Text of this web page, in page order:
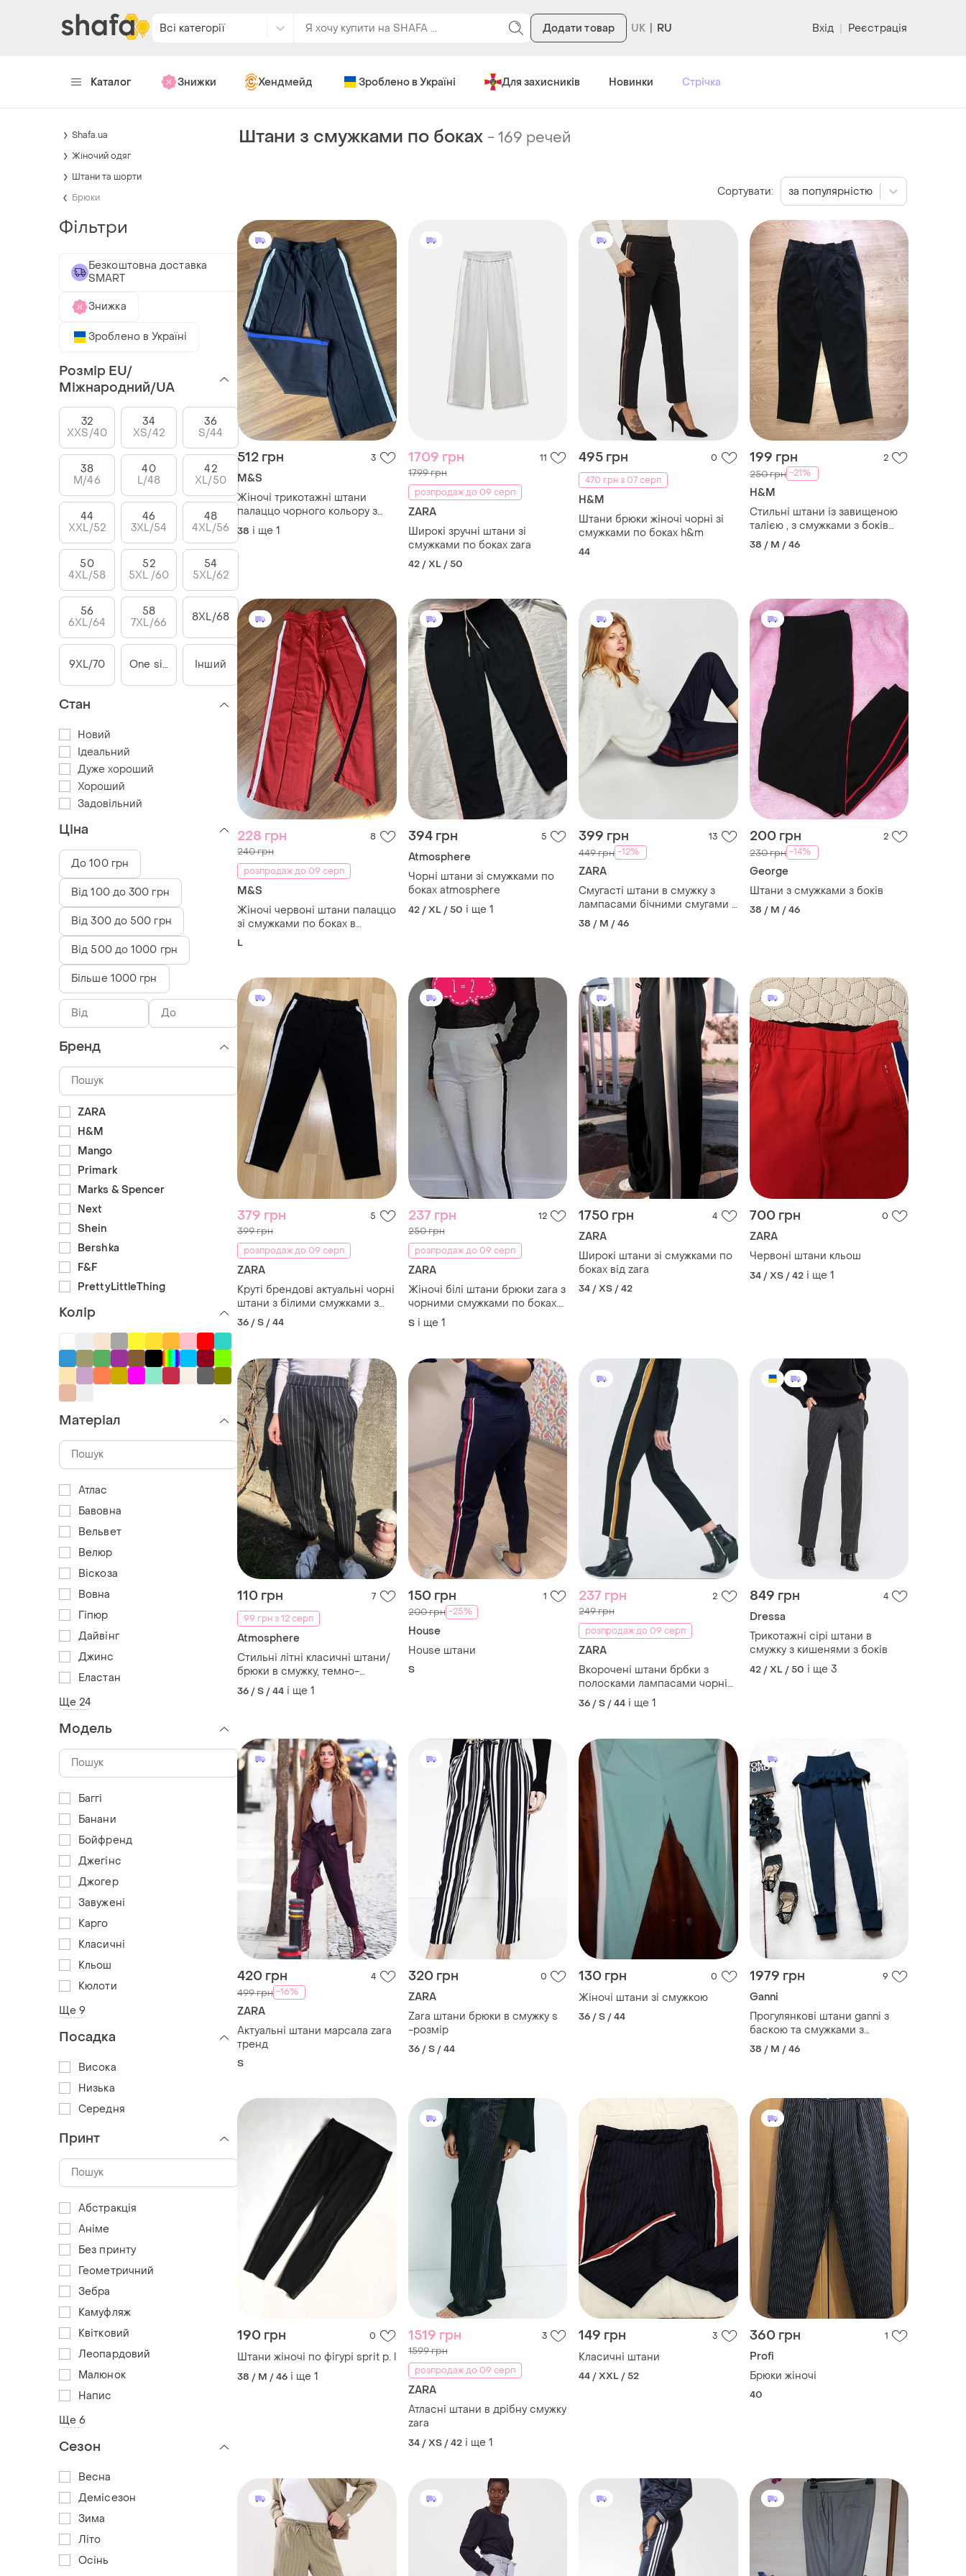
Всі категорії Додати товар RU Вхід | Реєстрація
Каталог Знижки Хендмейд Зроблено в Україні Для захисників Новинки Стрічка
Штани з смужками по боках -169 речей
512 грн 3
M&S
Жіночі трикотажні штани
палаццо чорного кольору з
кишенями і смужками по
боках , m&s, m. l
38 і ще 1
1709 грн 11
1799 грн
розпродаж до 09 серп
ZARA
Широкі зручні штани зі
смужками по боках zara
42 / XL / 50
495 грн
0
470 грн з 07 серп
H&M
Штани брюки жіночі чорні зі
смужками по боках h&m
44
199 грн 2
250 грн -21%
H&M
Стильні штани із завищеною
талією , з смужками з боків
h&m
38 / M / 46
228 грн 8
240 грн
розпродаж до 09 серп
M&S
Жіночі червоні штани палаццо
зі смужками по боках в
кишенями, m&s, l, джерсі
L
394 грн 5
Atmosphere
Чорні штани зі смужками по
боках atmosphere
42 / XL / 50 і ще 1
399 грн 13
449 грн -12%
ZARA
Смугасті штани в смужку з
лампасами бічними смугами з
боків зара zara
38 / M / 46
200 грн 2
230 грн -14%
George
Штани з смужками з боків
38 / M / 46
379 грн 5
399 грн
розпродаж до 09 серп
ZARA
Круті брендові актуальні чорні
штани з білими смужками з
боків
36 / S / 44
237 грн 12
250 грн
розпродаж до 09 серп
ZARA
Жіночі білі штани брюки zara з
чорними смужками по боках.
розпродаж!
S і ще 1
1750 грн 4
ZARA
Широкі штани зі смужками по
боках від zara
34 / XS / 42
700 грн 0
ZARA
Червоні штани кльош
34 / XS / 42 і ще 1
110 грн
7
99 грн з 12 серп
Atmosphere
Стильні літні класичні штани/
брюки в смужку, темно-
зеленого кольору, на поясі по
боках резинка, з кишенями,
36 / S / 44 і ще 1
150 грн 1
200 грн -25%
House
House штани
S
237 грн 2
249 грн
розпродаж до 09 серп
ZARA
Вкорочені штани брбки з
полосками лампасами чорні
висока посадка zara зара
36 / S / 44 і ще 1
849 грн 4
Dressa
Трикотажні сірі штани в
смужку з кишенями з боків
42 / XL / 50 і ще 3
420 грн 4
499 грн -16%
ZARA
Актуальні штани марсала zara
тренд
S
320 грн 0
ZARA
Zara штани брюки в смужку s
-розмір
36 / S / 44
130 грн 0
Жіночі штани зі смужкою
36 / S / 44
1979 грн 9
Ganni
Прогулянкові штани ganni з
баскою та смужками з
сіточкою з боків
38 / M / 46
190 грн 0
Штани жіночі по фігурі sprit p. l
38 / M / 46 і ще 1
1519 грн 3
1599 грн
розпродаж до 09 серп
ZARA
Атласні штани в дрібну смужку
zara
34 / XS / 42 і ще 1
149 грн 3
Класичні штани
44 / XXL / 52
360 грн 1
Profi
Брюки жіночі
40
Сортувати: за популярністю
Shafa.ua
Жіночий одяг
Штани та шорти
Брюки
Фільтри
Безкоштовна доставка
SMART
Знижка
Зроблено в Україні
Розмір EU/
Міжнародний/UA
32
XXS/40
34
XS/42
36
S/44
38
M/46
40
L/48
42
XL/50
44
XXL/52
46
3XL/54
48
4XL/56
50
4XL/58
52
5XL /60
54
5XL/62
56
6XL/64
58
7XL/66
8XL/68
9XL/70 One size Інший
Стан
Новий
Ідеальний
Дуже хороший
Хороший
Задовільний
Ціна
До 100 грн
Від 100 до 300 грн
Від 300 до 500 грн
Від 500 до 1000 грн
Більше 1000 грн
Бренд
ZARA
H&M
Mango
Primark
Marks & Spencer
Next
Shein
Bershka
F&F
PrettyLittleThing
Колір
Матеріал
Атлас
Бавовна
Вельвет
Велюр
Віскоза
Вовна
Гіпюр
Дайвінг
Джинс
Еластан
Ще 24
Модель
Баггі
Банани
Бойфренд
Джегінс
Джогер
Завужені
Карго
Класичні
Кльош
Кюлоти
Ще 9
Посадка
Висока
Низька
Середня
Принт
Абстракція
Аніме
Без принту
Геометричний
Зебра
Камуфляж
Квітковий
Леопардовий
Малюнок
Напис
Ще 6
Сезон
Весна
Демісезон
Зима
Літо
Осінь